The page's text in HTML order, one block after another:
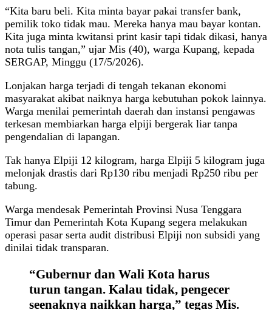
“Kita baru beli. Kita minta bayar pakai transfer bank,
pemilik toko tidak mau. Mereka hanya mau bayar kontan.
Kita juga minta kwitansi print kasir tapi tidak dikasi, hanya
nota tulis tangan,” ujar Mis (40), warga Kupang, kepada
SERGAP, Minggu (17/5/2026).
Lonjakan harga terjadi di tengah tekanan ekonomi
masyarakat akibat naiknya harga kebutuhan pokok lainnya.
Warga menilai pemerintah daerah dan instansi pengawas
terkesan membiarkan harga elpiji bergerak liar tanpa
pengendalian di lapangan.
Tak hanya Elpiji 12 kilogram, harga Elpiji 5 kilogram juga
melonjak drastis dari Rp130 ribu menjadi Rp250 ribu per
tabung.
Warga mendesak Pemerintah Provinsi Nusa Tenggara
Timur dan Pemerintah Kota Kupang segera melakukan
operasi pasar serta audit distribusi Elpiji non subsidi yang
dinilai tidak transparan.
“Gubernur dan Wali Kota harus
turun tangan. Kalau tidak, pengecer
seenaknya naikkan harga,” tegas Mis.